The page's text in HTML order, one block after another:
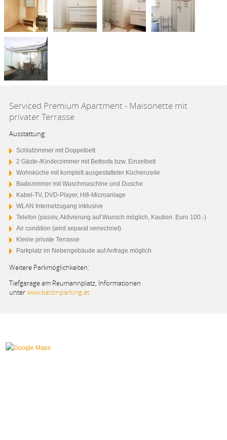
Serviced Premium Apartment - Maisonette mit
privater Terrasse
Ausstattung:
Schlafzimmer mit Doppelbett
2 Gäste-/Kinderzimmer mit Bettsofa bzw. Einzelbett
Wohnküche mit komplett ausgestatteter Küchenzeile
Badezimmer mit Waschmaschine und Dusche
Kabel-TV, DVD-Player, Hifi-Microanlage
WLAN Internetzugang inklusive
Telefon (passiv, Aktivierung auf Wunsch möglich, Kaution: Euro 100.-)
Air condition (wird separat verrechnet)
Kleine private Terrasse
Parkplatz im Nebengebäude auf Anfrage möglich
Weitere Parkmöglichkeiten:
Tiefgarage am Reumannplatz, Informationen
unterwww.bestinparking.at